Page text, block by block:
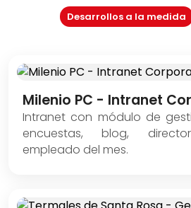
Desarrollos a la medida
Milenio PC - Intranet
Intranet con módulo de
encuestas, blog,
empleado del mes.